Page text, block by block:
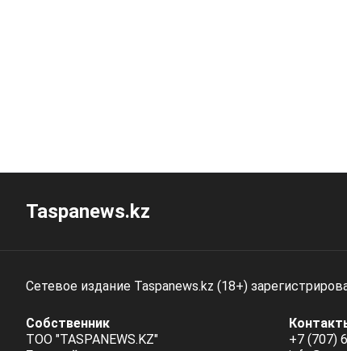
Taspanews.kz
Сетевое издание Taspanews.kz (18+)
Собственник
ТОО "TASPANEWS.KZ"
+7 (707)